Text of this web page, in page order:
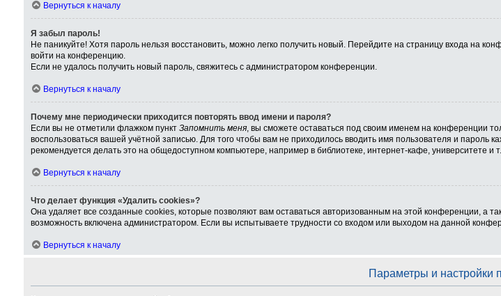
Вернуться к началу
Я забыл пароль!
Не паникуйте! Хотя пароль нельзя восстановить, можно легко получить новый. Перейдите на страницу входа на
войти на конференцию.
Если не удалось получить новый пароль, свяжитесь с администратором конференции.
Вернуться к началу
Почему мне периодически приходится повторять ввод имени и пароля?
Если вы не отметили флажком пункт Запомнить меня, вы сможете оставаться под своим именем на конференции
воспользоваться вашей учётной записью. Для того чтобы вам не приходилось вводить имя пользователя и пароль
рекомендуется делать это на общедоступном компьютере, например в библиотеке, интернет-кафе, университете и
Вернуться к началу
Что делает функция «Удалить cookies»?
Она удаляет все созданные cookies, которые позволяют вам оставаться авторизованным на этой конференции, а
возможность включена администратором. Если вы испытываете трудности со входом или выходом на данной
Вернуться к началу
Параметры и настройки